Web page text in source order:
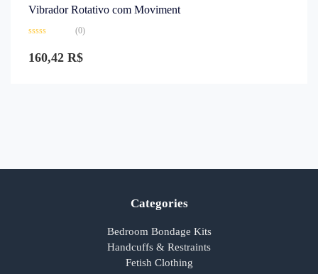
Vibrador Rotativo com Moviment
0
de
(0)
160,42 R$
Categories
Bedroom Bondage Kits
Handcuffs & Restraints
Fetish Clothing